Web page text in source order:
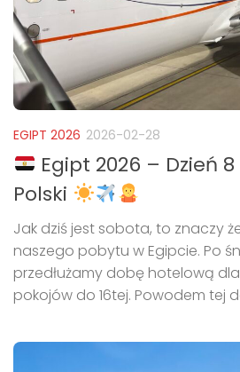
EGIPT 2026 2026-02-28
Egipt 2026 – Dzień
Polski
Jak dziś jest sobota, to znaczy
naszego pobytu w Egipcie. Po
przedłużamy dobę hotelową
pokojów do 16tej. Powodem tej